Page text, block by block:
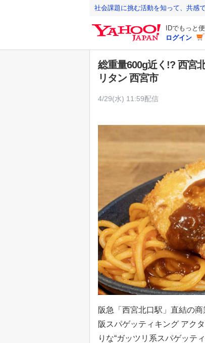
社会課題に挑む活動を知って、共感
IDでもっと
ログイン
総重量600g近く!? 西宮
リタン 西宮市
4/29(水) 11:59配信
阪急「西宮北口駅」直結の
阪スパゲッティキング アク
りな“ガッツリ系スパゲッテ